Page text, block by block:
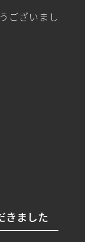
ございまし
きました